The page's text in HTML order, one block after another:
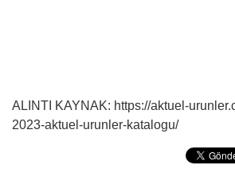
ALINTI KAYNAK: https://aktuel-
2023-aktuel-urunler-katalogu/